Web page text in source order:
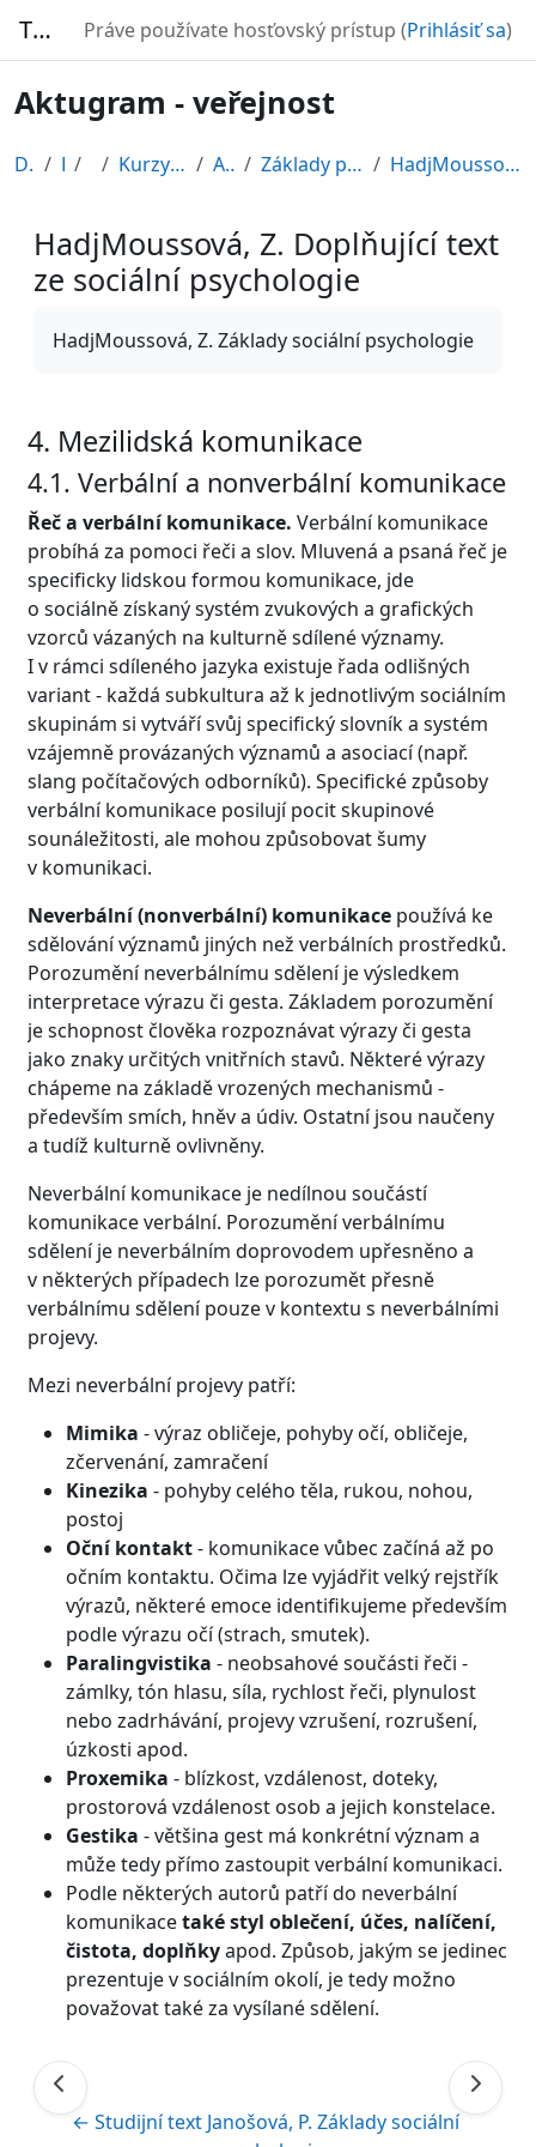
TURBO Práve používate hosťovský prístup (Prihlásiť sa)
Aktugram - veřejnost
Domov Kurzy CDV Kurzy připravené v rámci ESF AKTUGRAM Základy psychologie, sociální psychologie HadjMoussová, Z. Doplňující text ze sociální psych...
HadjMoussová, Z. Doplňující text
ze sociální psychologie
HadjMoussová, Z. Základy sociální psychologie
4. Mezilidská komunikace
4.1. Verbální a nonverbální komunikace
Řeč a verbální komunikace. Verbální komunikace
probíhá za pomoci řeči a slov. Mluvená a psaná řeč je
specificky lidskou formou komunikace, jde
o sociálně získaný systém zvukových a grafických
vzorců vázaných na kulturně sdílené významy.
I v rámci sdíleného jazyka existuje řada odlišných
variant - každá subkultura až k jednotlivým sociálním
skupinám si vytváří svůj specifický slovník a systém
vzájemně provázaných významů a asociací (např.
slang počítačových odborníků). Specifické způsoby
verbální komunikace posilují pocit skupinové
sounáležitosti, ale mohou způsobovat šumy
v komunikaci.
Neverbální (nonverbální) komunikace používá ke
sdělování významů jiných než verbálních prostředků.
Porozumění neverbálnímu sdělení je výsledkem
interpretace výrazu či gesta. Základem porozumění
je schopnost člověka rozpoznávat výrazy či gesta
jako znaky určitých vnitřních stavů. Některé výrazy
chápeme na základě vrozených mechanismů -
především smích, hněv a údiv. Ostatní jsou naučeny
a tudíž kulturně ovlivněny.
Neverbální komunikace je nedílnou součástí
komunikace verbální. Porozumění verbálnímu
sdělení je neverbálním doprovodem upřesněno a
v některých případech lze porozumět přesně
verbálnímu sdělení pouze v kontextu s neverbálními
projevy.
Mezi neverbální projevy patří:
Mimika - výraz obličeje, pohyby očí, obličeje,
zčervenání, zamračení
Kinezika - pohyby celého těla, rukou, nohou,
postoj
Oční kontakt- komunikace vůbec začíná až po
očním kontaktu. Očima lze vyjádřit velký rejstřík
výrazů, některé emoce identifikujeme především
podle výrazu očí (strach, smutek).
Paralingvistika - neobsahové součásti řeči -
zámlky, tón hlasu, síla, rychlost řeči, plynulost
nebo zadrhávání, projevy vzrušení, rozrušení,
úzkosti apod.
Proxemika - blízkost, vzdálenost, doteky,
prostorová vzdálenost osob a jejich konstelace.
Gestika - většina gest má konkrétní význam a
může tedy přímo zastoupit verbální komunikaci.
Podle některých autorů patří do neverbální
komunikacetaké styl oblečení, účes, nalíčení,
čistota, doplňkyapod. Způsob, jakým se jedinec
prezentuje v sociálním okolí, je tedy možno
považovat také za vysílané sdělení.
← Studijní text Janošová, P. Základy sociální